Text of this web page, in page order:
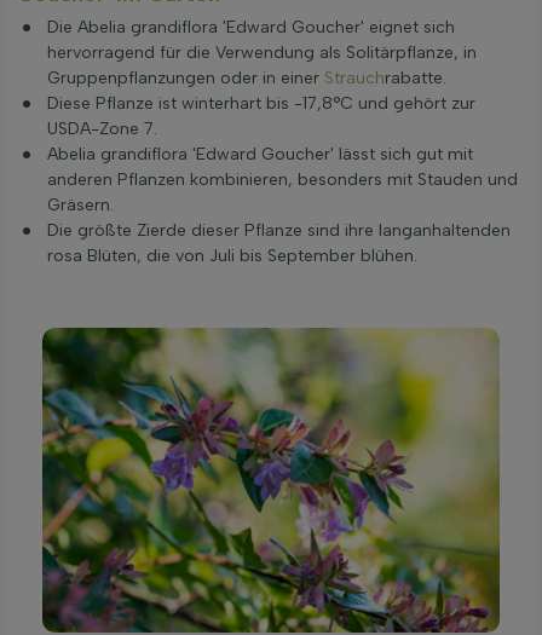
Die Abelia grandiflora 'Edward Goucher' eignet sich
hervorragend für die Verwendung als Solitärpflanze, in
Gruppenpflanzungen oder in einer Strauchrabatte.
Diese Pflanze ist winterhart bis -17,8°C und gehört zur
USDA-Zone 7.
Abelia grandiflora 'Edward Goucher' lässt sich gut mit
anderen Pflanzen kombinieren, besonders mit Stauden und
Gräsern.
Die größte Zierde dieser Pflanze sind ihre langanhaltenden
rosa Blüten, die von Juli bis September blühen.